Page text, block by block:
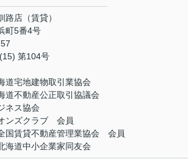
路店（賃貸）
町5番4号
第104号
道宅地建物取引業協会
道不動産公正取引協議会
ネス協会
ンズクラブ 会員
国賃貸不動産管理業協会 会員
道中小企業家同友会